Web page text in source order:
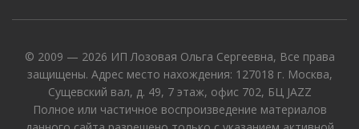
© 2009 — 2026 ИП Лозовая Ольга Сергеевна, Все права
защищены. Адрес место нахождения: 127018 г. Москва,
Сущевский вал, д. 49, 7 этаж, офис 702, БЦ JAZZ
Полное или частичное воспроизведение материалов